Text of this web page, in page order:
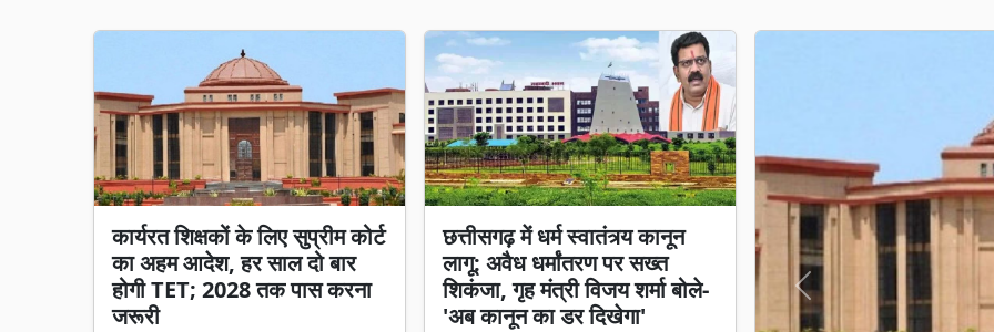
कार्यरत शिक्षकों के लिए सुप्रीम कोर्ट
का अहम आदेश, हर साल दो बार
होगी TET; 2028 तक पास करना
जरूरी
छत्तीसगढ़ में धर्म स्वातंत्र्य कानून
लागू: अवैध धर्मांतरण पर सख्त
शिकंजा, गृह मंत्री विजय शर्मा बोले-
'अब कानून का डर दिखेगा'
Previous